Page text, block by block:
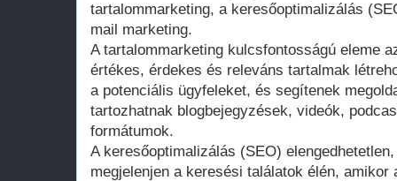
tartalommarketing, a keresőoptimalizálás
mail marketing.
A tartalommarketing kulcsfontosságú eleme
értékes, érdekes és releváns tartalmak
a potenciális ügyfeleket, és segítenek
tartozhatnak blogbejegyzések, videók,
formátumok.
A keresőoptimalizálás (SEO)
megjelenjen a keresési találatok élén, amikor